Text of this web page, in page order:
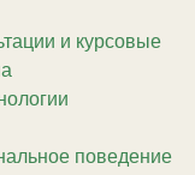
и курсовые
поведение